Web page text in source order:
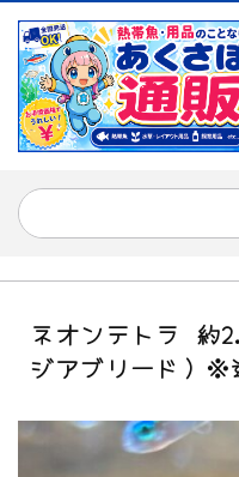
ネオンテトラ 約
ジアブリード）※